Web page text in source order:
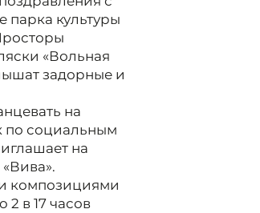
парка культуры
«Вольная
задорные и
на
по социальным
на
композициями
в 17 часов